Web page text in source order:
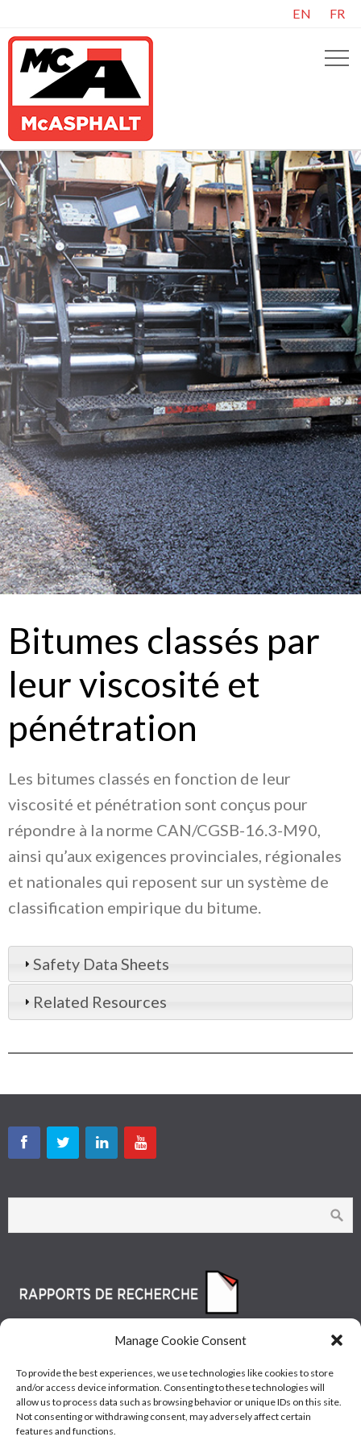
Manage Cookie Consent
To provide the best experiences, we use technologies like cookies to store
and/or access device information. Consenting to these technologies will
allow us to process data such as browsing behavior or unique IDs on this site.
Not consenting or withdrawing consent, may adversely affect certain
features and functions.
EN FR
Bitumes classés par
leur viscosité et
pénétration
Les bitumes classés en fonction de leur
viscosité et pénétration sont conçus pour
répondre à la norme CAN/CGSB-16.3-M90,
ainsi qu’aux exigences provinciales, régionales
et nationales qui reposent sur un système de
classification empirique du bitume.
Safety Data Sheets
Related Resources